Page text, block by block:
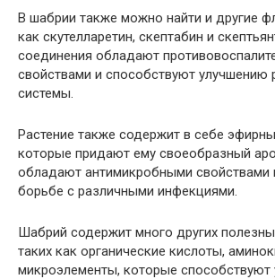
В шабрии также можно найти и другие
как скутелларетин, скептабин и
соединения обладают
свойствами и способствуют улучшению
системы.
Растение также содержит в себе
которые придают ему своеобразный
обладают антимикробными свойствами
борьбе с различными инфекциями.
Шабрий содержит много других
таких как органические кислоты,
микроэлементы, которые способствуют